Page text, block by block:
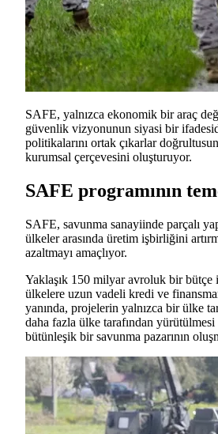
SAFE, yalnızca ekonomik bir araç
güvenlik vizyonunun siyasi bir
politikalarını ortak çıkarlar
kurumsal çerçevesini oluşturuyor.
SAFE programının
SAFE, savunma sanayiinde parçalı
ülkeler arasında üretim işbirliğini
azaltmayı amaçlıyor.
Yaklaşık 150 milyar avroluk bir bütçe
ülkelere uzun vadeli kredi ve
yanında, projelerin yalnızca bir ülke
daha fazla ülke tarafından
bütünleşik bir savunma pazarının